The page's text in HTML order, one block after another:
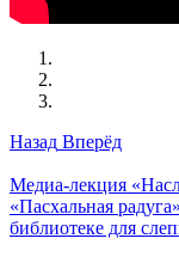
Назад Вперёд
Медиа-лекция
«Пасхальная
библиотеке для